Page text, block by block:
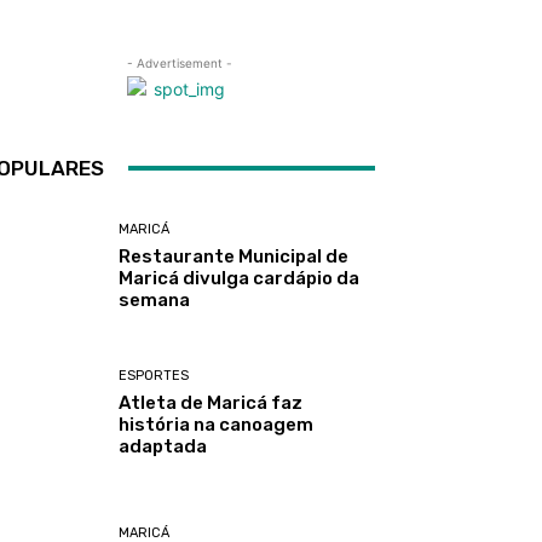
- Advertisement -
MARICÁ
Restaurante Municipal de
Maricá divulga cardápio da
semana
ESPORTES
Atleta de Maricá faz
história na canoagem
adaptada
MARICÁ